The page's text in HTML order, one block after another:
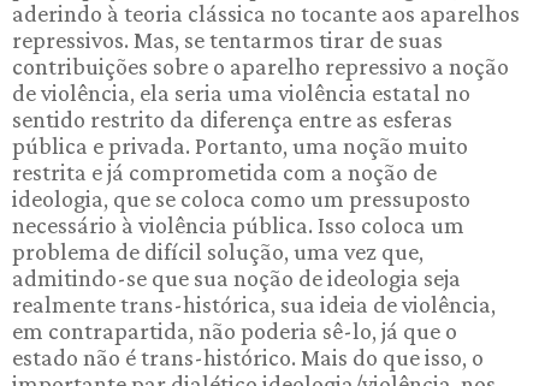
aderindo à teoria clássica no tocante aos aparelhos
repressivos. Mas, se tentarmos tirar de suas
contribuições sobre o aparelho repressivo a noção
de violência, ela seria uma violência estatal no
sentido restrito da diferença entre as esferas
pública e privada. Portanto, uma noção muito
restrita e já comprometida com a noção de
ideologia, que se coloca como um pressuposto
necessário à violência pública. Isso coloca um
problema de difícil solução, uma vez que,
admitindo-se que sua noção de ideologia seja
realmente trans-histórica, sua ideia de violência,
em contrapartida, não poderia sê-lo, já que o
estado não é trans-histórico. Mais do que isso, o